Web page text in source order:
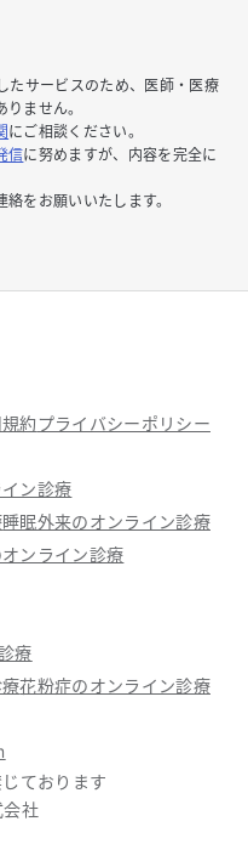
たサービスのため、医師・医療
ません。
にご相談ください。
信に努めますが、内容を完全に
絡をお願いいたします。
約プライバシーポリシー
ン診療
睡眠外来のオンライン診療
ンライン診療
療
花粉症のオンライン診療
ております
社